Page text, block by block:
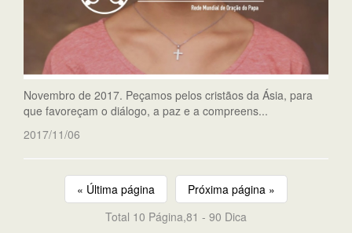
Novembro de 2017. Peçamos pelos cristãos da Ásia, para
que favoreçam o diálogo, a paz e a compreens...
2017/11/06
« Última página
Próxima página »
Total 10 Página,81 - 90 Dica